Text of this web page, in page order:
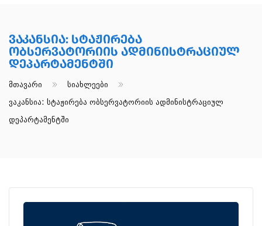
Ვაკანსია: Სტაჟირება
Ობსერვატორიის Ადმინისტრაციულ
Დეპარტამენტში
Მთავარი
Სიახლეები
Ვაკანსია: Სტაჟირება Ობსერვატორიის Ადმინისტრაციულ
Დეპარტამენტში